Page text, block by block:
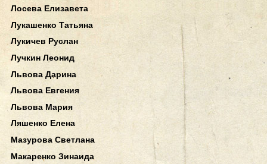
Лосева Елизавета
Лукашенко Татьяна
Лукичев Руслан
Лучкин Леонид
Львова Дарина
Львова Евгения
Львова Мария
Ляшенко Елена
Мазурова Светлана
Макаренко Зинаида